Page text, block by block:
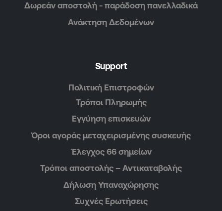
Δωρεάν αποστολή - παράδοση πανελλαδικά
Ανάκτηση Δεδομένων
Support
Πολιτική Επιστροφών
Τρόποι Πληρωμής
Εγγύηση επισκευών
Όροι αγοράς μεταχειρισμένης συσκευής
Έλεγχος 66 σημείων
Τρόποι αποστολής – Αντικαταβολής
Δήλωση Υπαναχώρησης
Συχνές Ερωτήσεις